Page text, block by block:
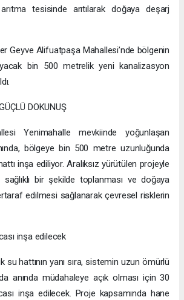
tesisinde arıtılarak doğaya deşarj
Geyve Alifuatpaşa Mahallesi’nde bölgenin
bin 500 metrelik yeni kanalizasyon
DOKUNUŞ
Yenimahalle mevkiinde yoğunlaşan
bölgeye bin 500 metre uzunluğunda
inşa ediliyor. Aralıksız yürütülen projeyle
sağlıklı bir şekilde toplanması ve doğaya
edilmesi sağlanarak çevresel risklerin
inşa edilecek
su hattının yanı sıra, sistemin uzun ömürlü
anında müdahaleye açık olması için 30
inşa edilecek. Proje kapsamında hane